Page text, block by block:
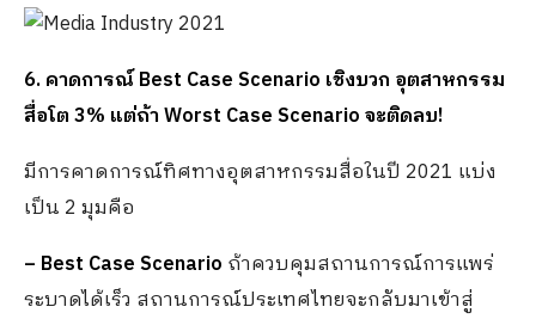
6. คาดการณ์ Best Case Scenario เชิงบวก อุตสาหกรรม
สื่อโต 3% แต่ถ้า Worst Case Scenario จะติดลบ!
มีการคาดการณ์ทิศทางอุตสาหกรรมสื่อในปี 2021 แบ่ง
เป็น 2 มุมคือ
– Best Case Scenario ถ้าควบคุมสถานการณ์การแพร่
ระบาดได้เร็ว สถานการณ์ประเทศไทยจะกลับมาเข้าสู่